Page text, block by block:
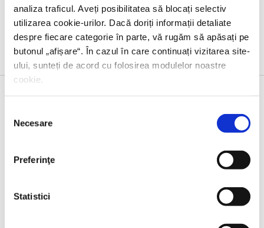
analiza traficul. Aveți posibilitatea să blocați selectiv
utilizarea cookie-urilor. Dacă doriți informații detaliate
despre fiecare categorie în parte, vă rugăm să apăsați pe
butonul „ afișare“. În cazul în care continuați vizitarea site-
ului, sunteți de acord cu folosirea modulelor noastre
cookie.
consimțământului
Necesare
Preferinţe
Statistici
Evenimente
cu Radu Paraschivescu, Dan Byron și Cristian